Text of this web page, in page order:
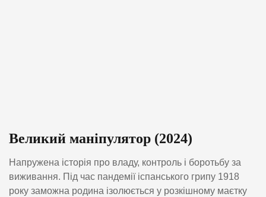
Великий маніпулятор (2024)
Напружена історія про владу, контроль і боротьбу за
виживання. Під час пандемії іспанського грипу 1918
року заможна родина ізолюється у розкішному маєтку